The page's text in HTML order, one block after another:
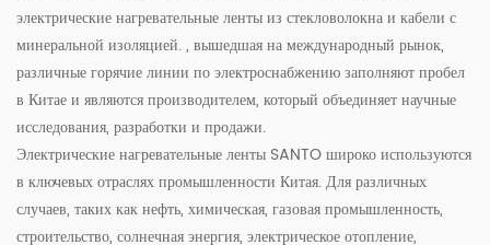
электрические нагревательные ленты из стекловолокна и кабели с
минеральной изоляцией. , вышедшая на международный рынок,
различные горячие линии по электроснабжению заполняют пробел
в Китае и являются производителем, который объединяет научные
исследования, разработки и продажи.
Электрические нагревательные ленты SANTO широко используются
в ключевых отраслях промышленности Китая. Для различных
случаев, таких как нефть, химическая, газовая промышленность,
строительство, солнечная энергия, электрическое отопление,